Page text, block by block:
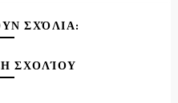
ΣΧΌΛΙΑ:
ΣΧΟΛΊΟΥ